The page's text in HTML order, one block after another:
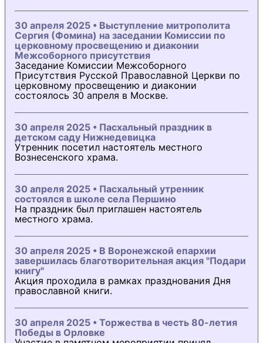
30 апреля 2025 • Выступление митрополита
Сергия (Фомина) на заседании Комиссии по
церковному просвещению и диаконии
Межсоборного присутствия
Заседание Комиссии Межсоборного
Присутствия Русской Православной Церкви по
церковному просвещению и диаконии
состоялось 30 апреля в Москве.
30 апреля 2025 • Пасхальный праздник в
детском саду Нижнедевицка
Утренник посетил настоятель местного
Вознесенского храма.
30 апреля 2025 • Пасхальный утренник
состоялся в школе села Першино
На праздник был приглашен настоятель
местного храма.
30 апреля 2025 • В Воронежской епархии
завершилась благотворительная акция "Подари
книгу"
Акция проходила в рамках празднования Дня
православной книги.
30 апреля 2025 • Торжества в честь 80-летия
Победы в Орловке